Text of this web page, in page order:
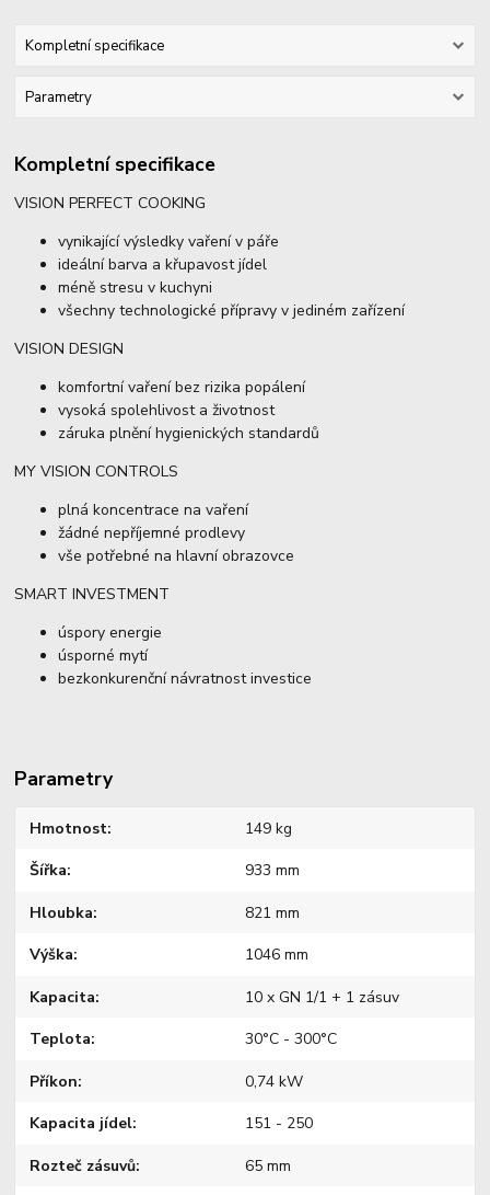
Kompletní specifikace
Parametry
Kompletní specifikace
VISION PERFECT COOKING
vynikající výsledky vaření v páře
ideální barva a křupavost jídel
méně stresu v kuchyni
všechny technologické přípravy v jediném zařízení
VISION DESIGN
komfortní vaření bez rizika popálení
vysoká spolehlivost a životnost
záruka plnění hygienických standardů
MY VISION CONTROLS
plná koncentrace na vaření
žádné nepříjemné prodlevy
vše potřebné na hlavní obrazovce
SMART INVESTMENT
úspory energie
úsporné mytí
bezkonkurenční návratnost investice
Parametry
Hmotnost 149 kg
Šířka 933 mm
Hloubka 821 mm
Výška 1046 mm
Kapacita 10 x GN 1/1 + 1 zásuv
Teplota 30°C - 300°C
Příkon 0,74 kW
Kapacita jídel 151 - 250
Rozteč zásuvů 65 mm